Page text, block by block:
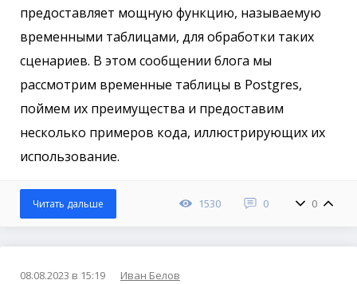
предоставляет мощную функцию, называемую
временными таблицами, для обработки таких
сценариев. В этом сообщении блога мы
рассмотрим временные таблицы в Postgres,
поймем их преимущества и предоставим
несколько примеров кода, иллюстрирующих их
использование.
1530 0 0
Читать дальше
08.08.2023 в 15:19 Иван Белов